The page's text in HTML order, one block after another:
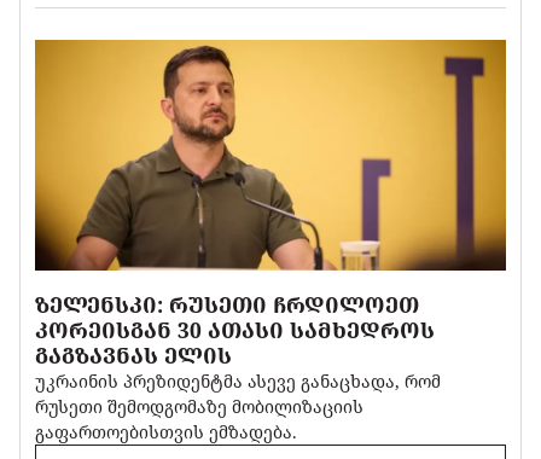
ᲖᲔᲚᲔᲜᲡᲙᲘ: ᲠᲣᲡᲔᲗᲘ ᲩᲠᲓᲘᲚᲝᲔᲗ
ᲙᲝᲠᲔᲘᲡᲒᲐᲜ 30 ᲐᲗᲐᲡᲘ ᲡᲐᲛᲮᲔᲓᲠᲝᲡ
ᲒᲐᲒᲖᲐᲕᲜᲐᲡ ᲔᲚᲘᲡ
უკრაინის პრეზიდენტმა ასევე განაცხადა, რომ
რუსეთი შემოდგომაზე მობილიზაციის
გაფართოებისთვის ემზადება.